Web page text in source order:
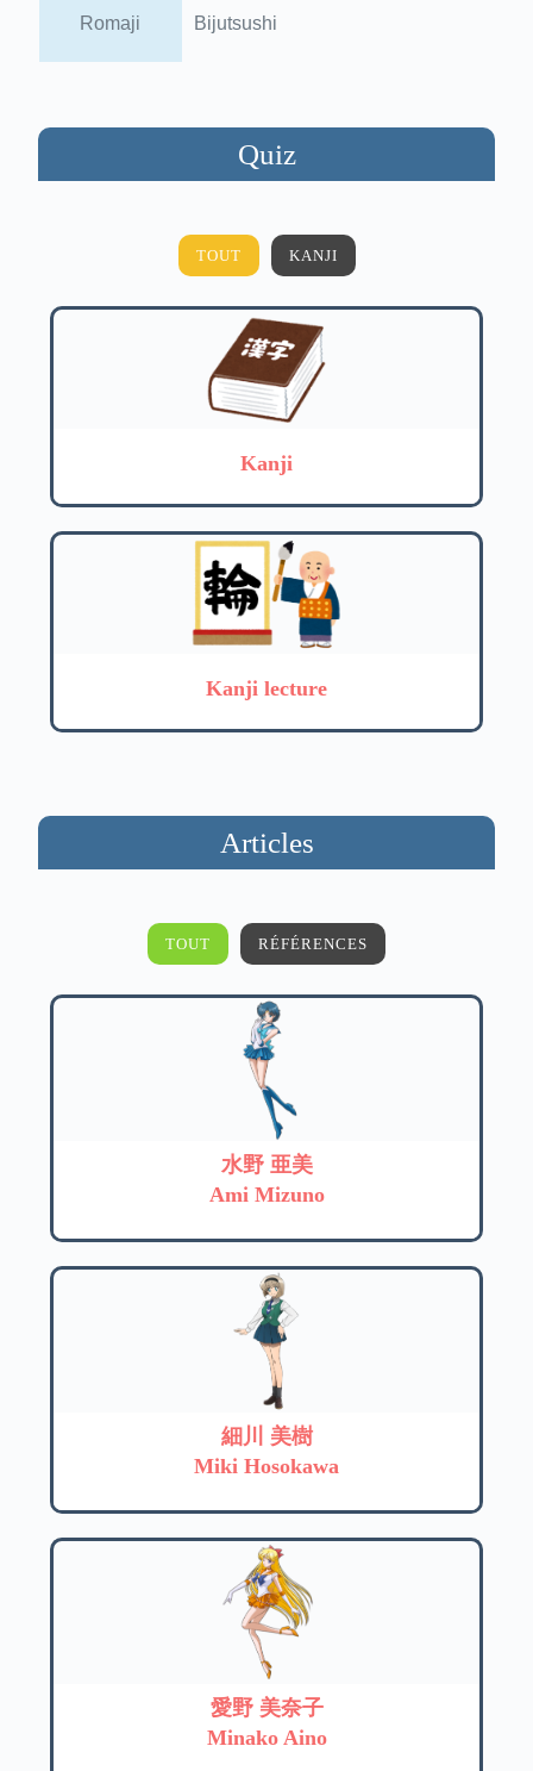
Romaji Bijutsushi
Quiz
TOUT KANJI
Kanji
Kanji lecture
Articles
TOUT RÉFÉRENCES
水野 亜美
Ami Mizuno
細川 美樹
Miki Hosokawa
愛野 美奈子
Minako Aino